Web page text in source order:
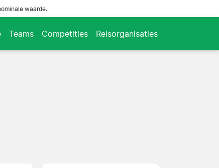
waarde.
Teams Competities Reisorganisaties